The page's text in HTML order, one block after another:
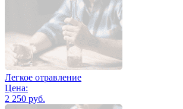
Легкое отравление
Цена:
2 250 руб.